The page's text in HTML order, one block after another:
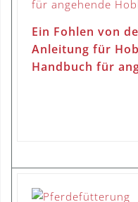
Ein Fohlen von
Anleitung für
Handbuch für